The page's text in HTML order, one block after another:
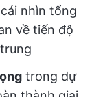
nhìn tổng
về tiến độ
trong dự